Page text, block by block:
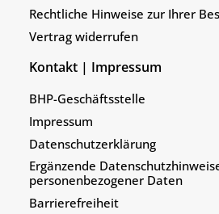
Rechtliche Hinweise zur Ihrer
Vertrag widerrufen
Kontakt | Impressum
BHP-Geschäftsstelle
Impressum
Datenschutzerklärung
Ergänzende
personenbezogener Daten
Barrierefreiheit